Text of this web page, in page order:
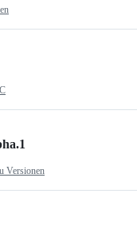
Versionen